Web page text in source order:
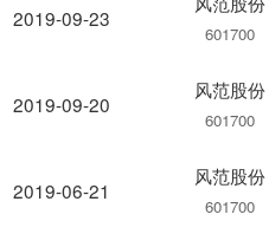
2019-09-23
2019-09-20
2019-06-21
601700
风范股份
601700
风范股份
601700